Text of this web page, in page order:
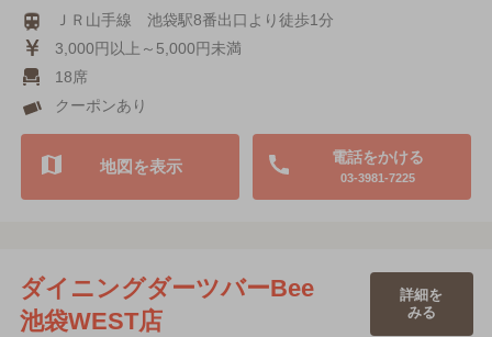
ＪＲ山手線 池袋駅8番出口より徒歩1分
3,000円以上～5,000円未満
18席
クーポンあり
電話をかける
03-3981-7225
地図を表示
ダイニングダーツバーBee
池袋WEST店
詳細を
みる